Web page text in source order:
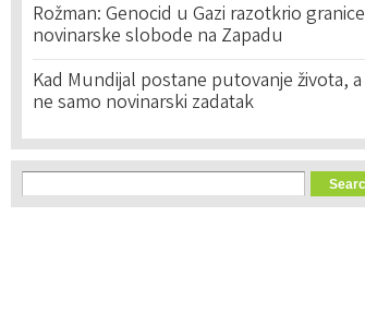
Rožman: Genocid u Gazi razotkrio granice
novinarske slobode na Zapadu
Kad Mundijal postane putovanje života, a
ne samo novinarski zadatak
Search form
Search